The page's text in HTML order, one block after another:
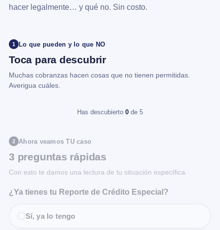
hacer legalmente… y qué no. Sin costo.
1 Lo que pueden y lo que NO
Toca para descubrir
Muchas cobranzas hacen cosas que no tienen permitidas.
Averigua cuáles.
Has descubierto 0 de 5
2 Ahora veamos TU caso
3 preguntas rápidas
Con esto te damos una lectura de tu situación específica.
¿Ya tienes tu Reporte de Crédito Especial?
Sí, ya lo tengo